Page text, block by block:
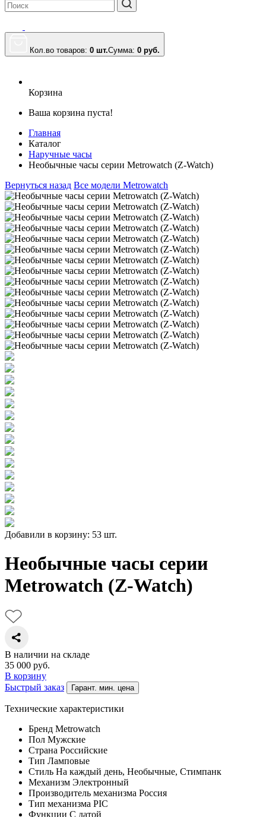
Кол.во товаров: 0 шт.Сумма: 0 руб.
Корзина
Ваша корзина пуста!
Главная
Каталог
Наручные часы
Необычные часы серии Metrowatch (Z-Watch)
Вернуться назад Все модели Metrowatch
Добавили в корзину: 53 шт.
Необычные часы серии
Metrowatch (Z-Watch)
В наличии на складе
35 000 руб.
В корзину
Быстрый заказ
Гарант. мин. цена
Технические характеристики
Бренд Metrowatch
Пол Мужские
Страна Российские
Тип Ламповые
Стиль На каждый день, Необычные, Стимпанк
Механизм Электронный
Производитель механизма Россия
Тип механизма PIC
Функции С датой